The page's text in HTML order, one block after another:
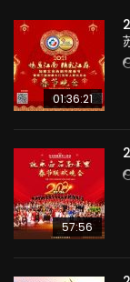
01:36:21
57:56